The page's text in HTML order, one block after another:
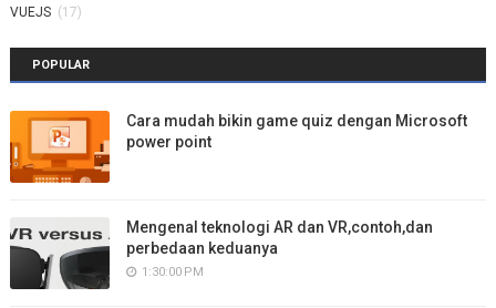
VUEJS (17)
POPULAR
Cara mudah bikin game quiz dengan Microsoft
power point
Mengenal teknologi AR dan VR,contoh,dan
perbedaan keduanya
1:30:00 PM